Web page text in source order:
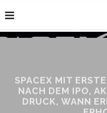
SPACEX MIT
NACH DEM IPO,
DRUCK, WANN